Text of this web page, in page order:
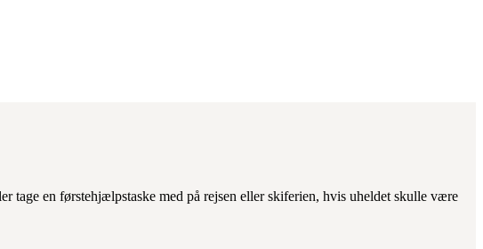
tage en førstehjælpstaske med på rejsen eller skiferien, hvis uheldet skulle være